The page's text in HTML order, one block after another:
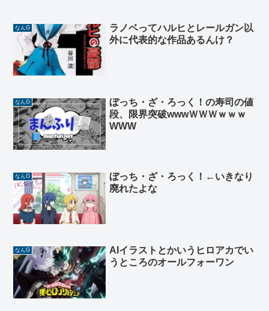
なんG
ラノベってハルヒとレールガン以
外に代表的な作品あるんけ？
なんG
ぼっち・ざ・ろっく！の寿司の値
段、限界突破wwwＷＷＷｗｗｗ
WWW
なんG
ぼっち・ざ・ろっく！←いきなり
廃れたよな
なんG
AIイラストとかいうヒロアカでい
うところのオールフォーワン